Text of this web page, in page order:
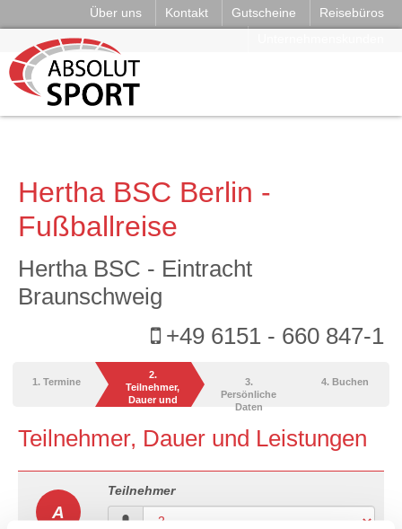
Über uns Kontakt Gutscheine
Reisebüros
Hertha BSC Berlin -
Fußballreise
Hertha BSC - Eintracht
Braunschweig
+49 6151 - 660 847-1
1. Termine
2.
Teilnehmer,
Dauer und
3.
Persönliche
Daten
4. Buchen
Teilnehmer, Dauer und Leistungen
A
Teilnehmer